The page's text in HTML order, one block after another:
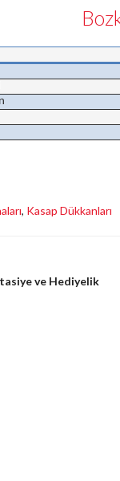
, Kasap Dükkanları
ve Hediyelik